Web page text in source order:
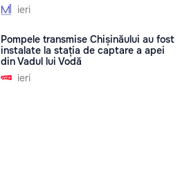
ieri
Pompele transmise Chișinăului au fost
instalate la stația de captare a apei
din Vadul lui Vodă
ieri